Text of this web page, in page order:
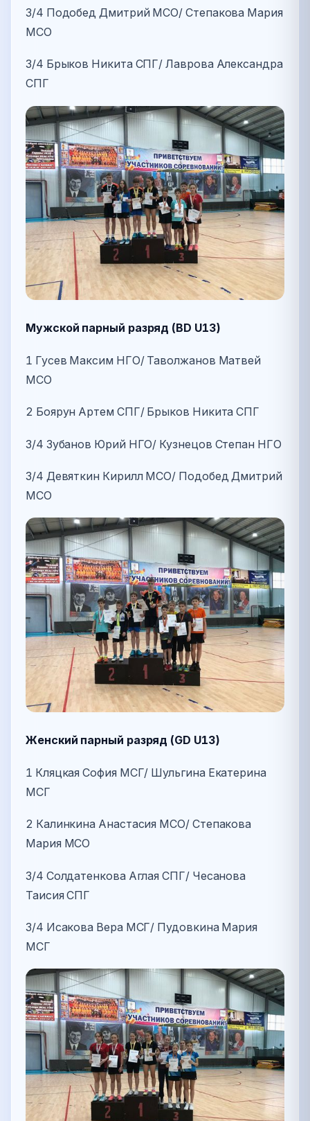
3/4 Подобед Дмитрий МСО/ Степакова Мария
МСО
3/4 Брыков Никита СПГ/ Лаврова Александра
СПГ
Мужской парный разряд (BD U13)
1 Гусев Максим НГО/ Таволжанов Матвей
МСО
2 Боярун Артем СПГ/ Брыков Никита СПГ
3/4 Зубанов Юрий НГО/ Кузнецов Степан НГО
3/4 Девяткин Кирилл МСО/ Подобед Дмитрий
МСО
Женский парный разряд (GD U13)
1 Кляцкая София МСГ/ Шульгина Екатерина
МСГ
2 Калинкина Анастасия МСО/ Степакова
Мария МСО
3/4 Солдатенкова Аглая СПГ/ Чесанова
Таисия СПГ
3/4 Исакова Вера МСГ/ Пудовкина Мария
МСГ